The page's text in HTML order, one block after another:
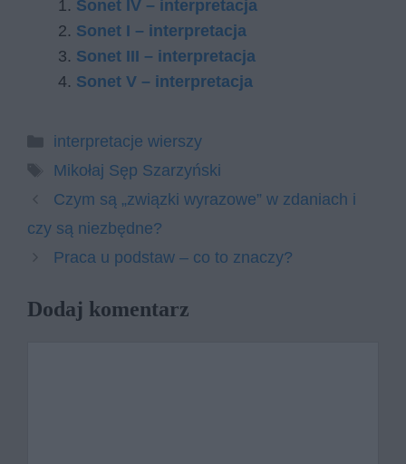
Sonet IV – interpretacja
Sonet I – interpretacja
Sonet III – interpretacja
Sonet V – interpretacja
Kategorie
interpretacje wierszy
Tagi
Mikołaj Sęp Szarzyński
Czym są „związki wyrazowe” w zdaniach i
czy są niezbędne?
Praca u podstaw – co to znaczy?
Dodaj komentarz